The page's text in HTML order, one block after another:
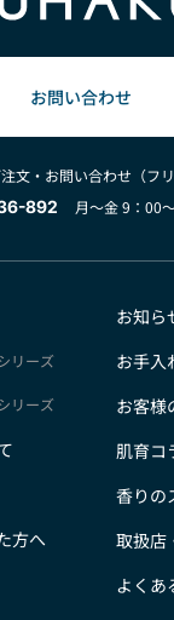
お問い合わせ
文・お問い合わせ（フリ
892
月～金 9：00
リーズ
リーズ
方へ
お知ら
お手入
お客様
肌育コ
香りの
取扱店
よくあ